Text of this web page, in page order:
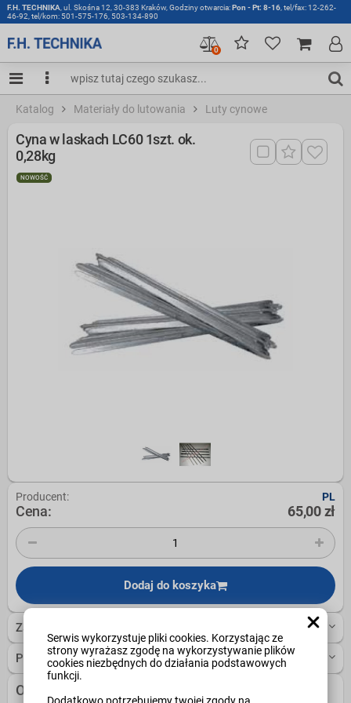
Serwis wykorzystuje pliki cookies. Korzystając ze
strony wyrażasz zgodę na wykorzystywanie plików
cookies niezbędnych do działania podstawowych
funkcji.
F.H. TECHNIKA , ul. Skośna 12, 30-383 Kraków, Godziny otwarcia:Pon - Pt: 8-16 , tel/fax: 12-262-
46-92, tel/kom: 501-575-176, 503-134-890
0
Katalog Materiały do lutowania Luty cynowe
Cyna w laskach LC60 1szt. ok.
0,28kg
NOWOŚĆ
Producent: PL
Cena: 65,00 zł
Dodaj do koszyka
Zapytaj o szczegóły
Poleć znajomemu
Opis